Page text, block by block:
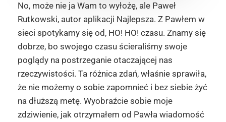
No, może nie ja Wam to wyłożę, ale Paweł
Rutkowski, autor aplikacji Najlepsza. Z Pawłem w
sieci spotykamy się od, HO! HO! czasu. Znamy się
dobrze, bo swojego czasu ścieraliśmy swoje
poglądy na postrzeganie otaczającej nas
rzeczywistości. Ta różnica zdań, właśnie sprawiła,
że nie możemy o sobie zapomnieć i bez siebie żyć
na dłuższą metę. Wyobraźcie sobie moje
zdziwienie, jak otrzymałem od Pawła wiadomość